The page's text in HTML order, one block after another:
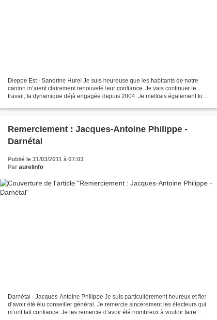
Dieppe Est - Sandrine Hurel Je suis heureuse que les habitants de notre
canton m’aient clairement renouvelé leur confiance. Je vais continuer le
travail, la dynamique déjà engagée depuis 2004. Je mettrais également tout
Remerciement : Jacques-Antoine Philippe -
Darnétal
Publié le 31/03/2011 à 07:03
Par aurelinfo
Darnétal - Jacques-Antoine Philippe Je suis particulièrement heureux et fier
d’avoir été élu conseiller général. Je remercie sincèrement les électeurs qui
m’ont fait confiance. Je les remercie d’avoir été nombreux à vouloir faire